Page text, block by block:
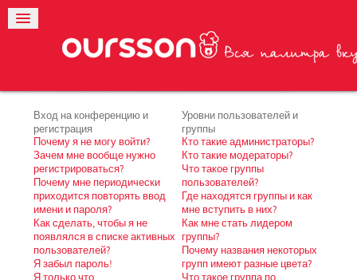
Вход на конференцию и
регистрация
Почему я не могу войти?
Зачем мне вообще нужно
регистрироваться?
Почему мне периодически
приходится повторять ввод
имени и пароля?
Как сделать, чтобы я не
появлялся в списке активных
пользователей?
Я забыл пароль!
Я только что
Уровни пользователей и
группы
Кто такие администраторы?
Кто такие модераторы?
Что такое группы
пользователей?
Где находятся группы и как
мне вступить в них?
Как мне стать лидером
группы?
Почему названия некоторых
групп имеют разные цвета?
Что такое группа по